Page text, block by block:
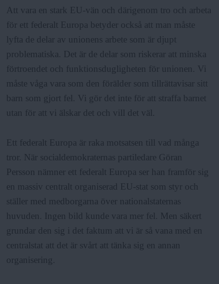
Att vara en stark EU-vän och därigenom tro och arbeta
för ett federalt Europa betyder också att man måste
lyfta de delar av unionens arbete som är djupt
problematiska. Det är de delar som riskerar att minska
förtroendet och funktionsdugligheten för unionen. Vi
måste våga vara som den förälder som tillrättavisar sitt
barn som gjort fel. Vi gör det inte för att straffa barnet
utan för att vi älskar det och vill det väl.
Ett federalt Europa är raka motsatsen till vad många
tror. När socialdemokraternas partiledare Göran
Persson nämner ett federalt Europa ser han framför sig
en massiv centralt organiserad EU-stat som styr och
ställer med medborgarna över nationalstaternas
huvuden. Ingen bild kunde vara mer fel. Men säkert
grundar den sig i det faktum att vi är så vana med en
centralstat att det är svårt att tänka sig en annan
organisering.